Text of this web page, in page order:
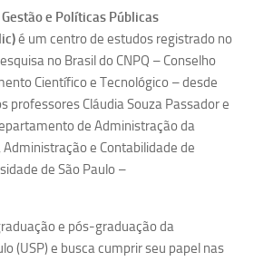
de Impacto
Avançados em Tecnologia e Informação
foco em Populações Vulneráveis
e Políticas Públicas
é um centro de estudos registrado no
no Brasil do CNPQ – Conselho
Científico e Tecnológico – desde
professores Cláudia Souza Passador e
de Administração da
e Contabilidade de
de São Paulo –
e pós-graduação da
(USP) e busca cumprir seu papel nas